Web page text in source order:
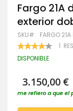
Saltar
al
comienzo
de
la
galería
de
Fargo
exterior
SKU FARGO 21A
VALORACIÓN:
80 100
1
DISPONIBLE
3.150,00 €
me refiero a que el